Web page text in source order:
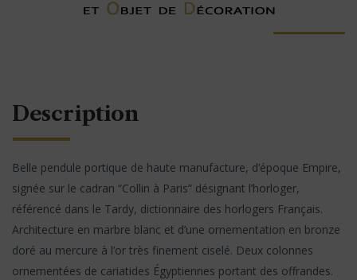
Description
Belle pendule portique de haute manufacture, d’époque Empire,
signée sur le cadran “Collin à Paris” désignant l’horloger,
référencé dans le Tardy, dictionnaire des horlogers Français.
Architecture en marbre blanc et d’une ornementation en bronze
doré au mercure à l’or très finement ciselé. Deux colonnes
ornementées de cariatides Égyptiennes portant des offrandes.